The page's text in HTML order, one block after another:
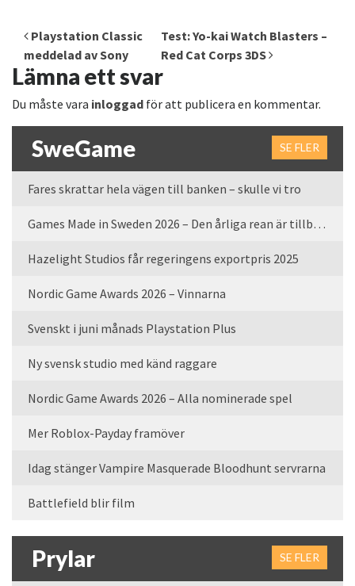
Inläggsnavigering
Playstation Classic
meddelad av Sony
Test: Yo-kai Watch Blasters –
Red Cat Corps 3DS
Lämna ett svar
Du måste vara inloggad för att publicera en kommentar.
SweGame SE FLER
Fares skrattar hela vägen till banken – skulle vi tro
Games Made in Sweden 2026 – Den årliga rean är tillbaka
Hazelight Studios får regeringens exportpris 2025
Nordic Game Awards 2026 – Vinnarna
Svenskt i juni månads Playstation Plus
Ny svensk studio med känd raggare
Nordic Game Awards 2026 – Alla nominerade spel
Mer Roblox-Payday framöver
Idag stänger Vampire Masquerade Bloodhunt servrarna
Battlefield blir film
Prylar SE FLER